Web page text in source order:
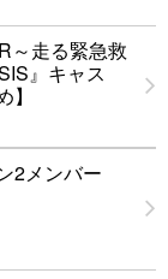
～走る緊急救
』キャス
2メンバー